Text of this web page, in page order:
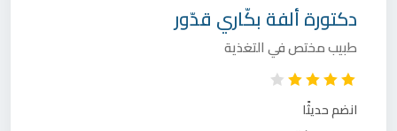
دكتورةألفة بكّاري قدّور
طبيب مختص في التغذية
انضم حديثًا